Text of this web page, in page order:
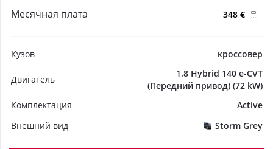
Месячная плата 348 €
Кузов кроссовер
Двигатель
1.8 Hybrid 140 e-CVT
(Передний привод) (72 kW)
Комплектация
Active
Внешний вид
Storm Grey